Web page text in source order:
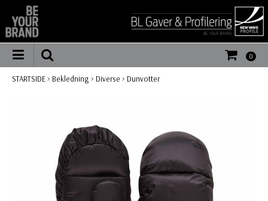
0
STARTSIDE> Bekledning > Diverse > Dunvotter